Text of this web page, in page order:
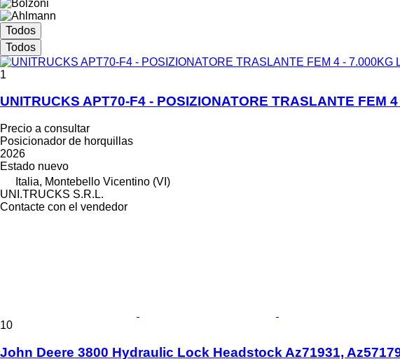
Todos
Todos
1
UNITRUCKS APT70-F4 - POSIZIONATORE TRASLANTE FEM
Precio a consultar
Posicionador de horquillas
2026
Estado nuevo
Italia, Montebello Vicentino (VI)
UNI.TRUCKS S.R.L.
Contacte con el vendedor
10
John Deere 3800 Hydraulic Lock Headstock Az71931,